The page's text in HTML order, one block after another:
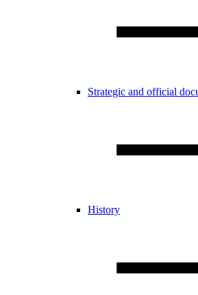
Strategic and official
History